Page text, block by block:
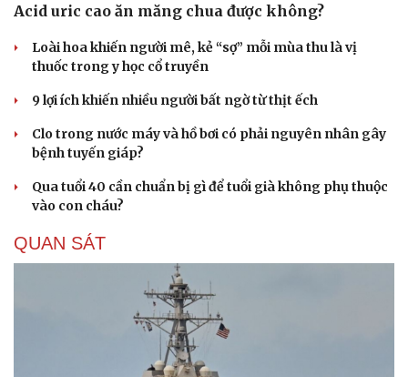
Cải chính
Acid uric cao ăn măng chua được không?
Loài hoa khiến người mê, kẻ “sợ” mỗi mùa thu là vị
thuốc trong y học cổ truyền
9 lợi ích khiến nhiều người bất ngờ từ thịt ếch
Clo trong nước máy và hồ bơi có phải nguyên nhân gây
bệnh tuyến giáp?
Qua tuổi 40 cần chuẩn bị gì để tuổi già không phụ thuộc
vào con cháu?
QUAN SÁT